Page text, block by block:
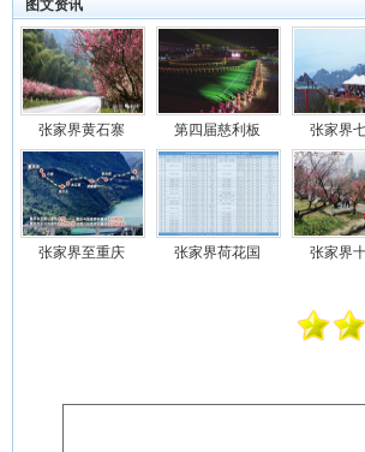
图文资讯
张家界黄石寨 第四届慈利板 张家界
张家界至重庆 张家界荷花国 张家界